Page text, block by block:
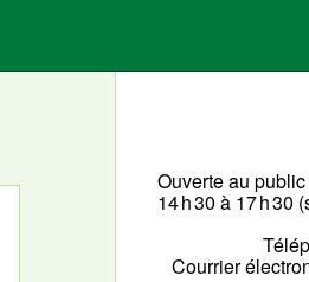
Ouverte au
14 h 30 à 17 h 30
Courrier